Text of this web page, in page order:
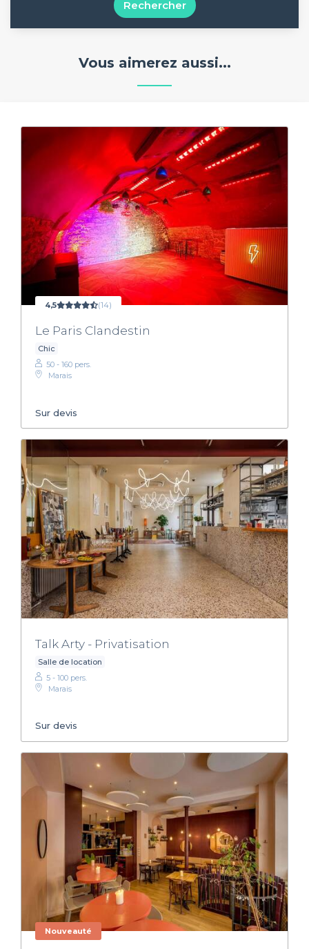
Rechercher
Vous aimerez aussi...
4,5 (14)
Le Paris Clandestin
Chic
50 - 160 pers.
Marais
Sur devis
Talk Arty - Privatisation
Salle de location
5 - 100 pers.
Marais
Sur devis
Nouveauté